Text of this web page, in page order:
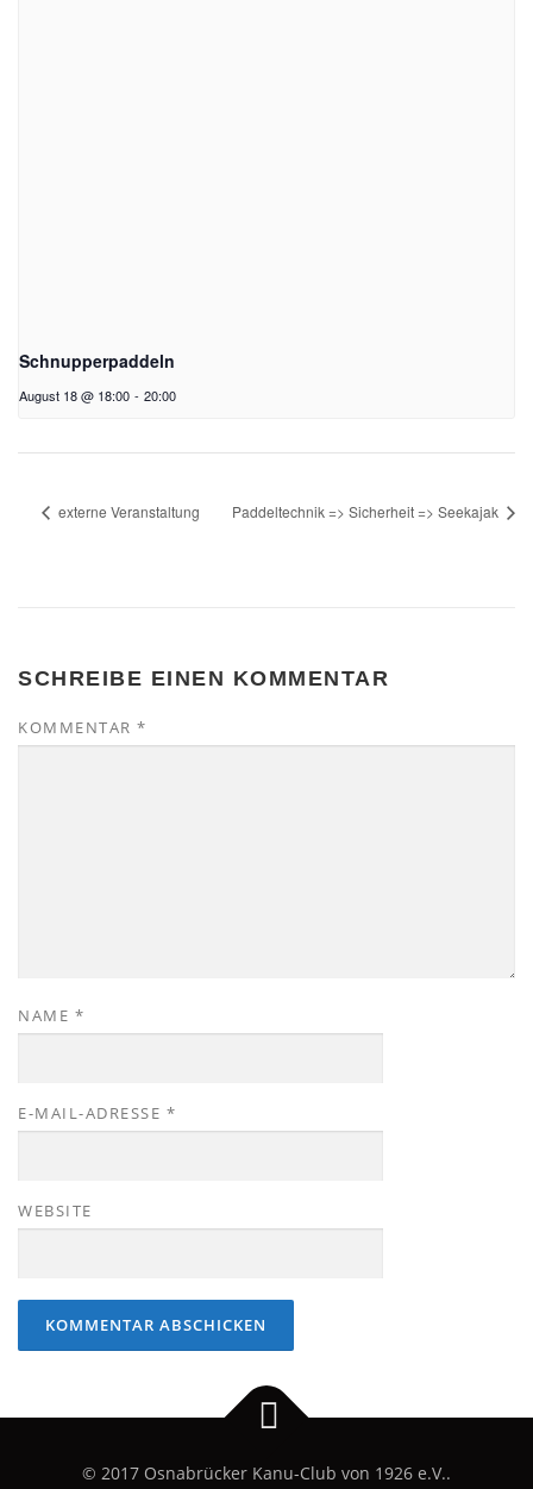
Schnupperpaddeln
August 18 @ 18:00 - 20:00
externe Veranstaltung Paddeltechnik => Sicherheit => Seekajak
SCHREIBE EINEN KOMMENTAR
KOMMENTAR *
NAME *
E-MAIL-ADRESSE *
WEBSITE
© 2017 Osnabrücker Kanu-Club von 1926 e.V..